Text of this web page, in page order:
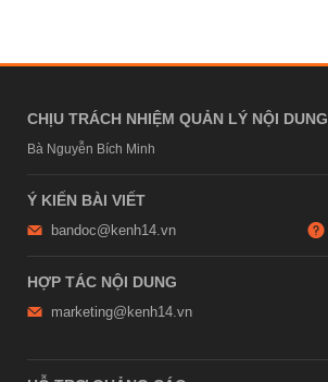
CHỊU TRÁCH NHIỆM QUẢN LÝ NỘI DUNG
Bà Nguyễn Bích Minh
Ý KIẾN BÀI VIẾT
bandoc@kenh14.vn
HỢP TÁC NỘI DUNG
marketing@kenh14.vn